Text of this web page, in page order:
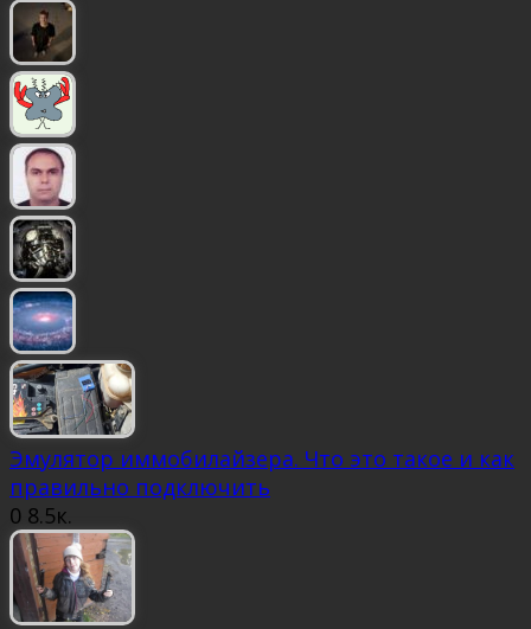
Эмулятор иммобилайзера. Что это такое и как
правильно подключить
0 8.5к.